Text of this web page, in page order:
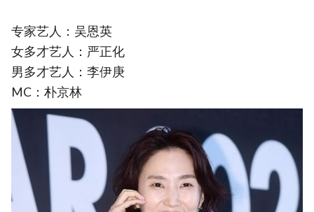
专家艺人：吴恩英
女多才艺人：严正化
男多才艺人：李伊庚
MC：朴京林